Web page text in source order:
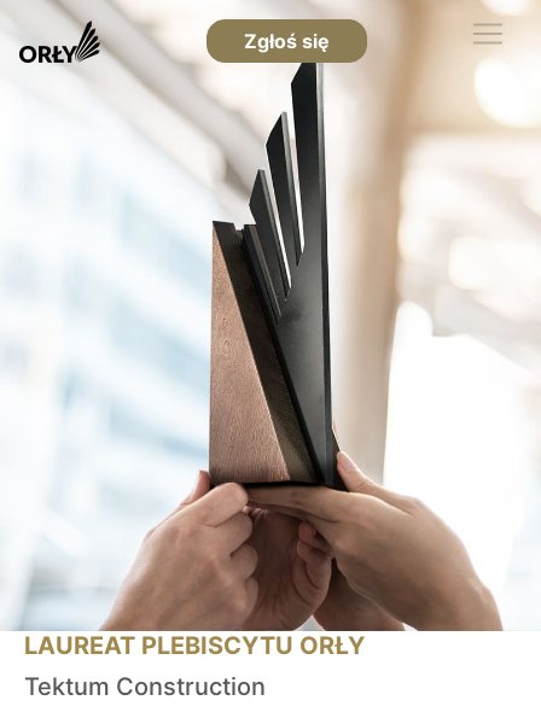
Zgłoś się
LAUREAT PLEBISCYTU ORŁY
Tektum Construction